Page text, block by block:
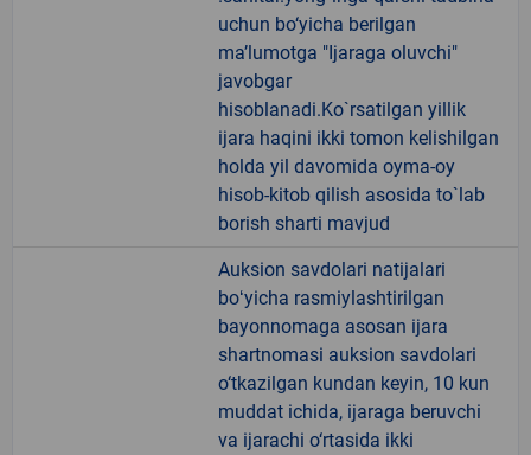
uchun bo‘yicha berilgan
maʼlumotga "Ijaraga oluvchi"
javobgar
hisoblanadi.Ko`rsatilgan yillik
ijara haqini ikki tomon kelishilgan
holda yil davomida oyma-oy
hisob-kitob qilish asosida to`lab
borish sharti mavjud
Auksion savdolari natijalari
boʻyicha rasmiylashtirilgan
bayonnomaga asosan ijara
shartnomasi auksion savdolari
o‘tkazilgan kundan keyin, 10 kun
muddat ichida, ijaraga beruvchi
va ijarachi o‘rtasida ikki